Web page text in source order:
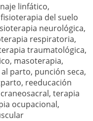
linfático,
fisioterapia del suelo
neurológica,
respiratoria,
traumatológica,
, masoterapia,
parto, punción seca,
, reeducación
, terapia
ocupacional,